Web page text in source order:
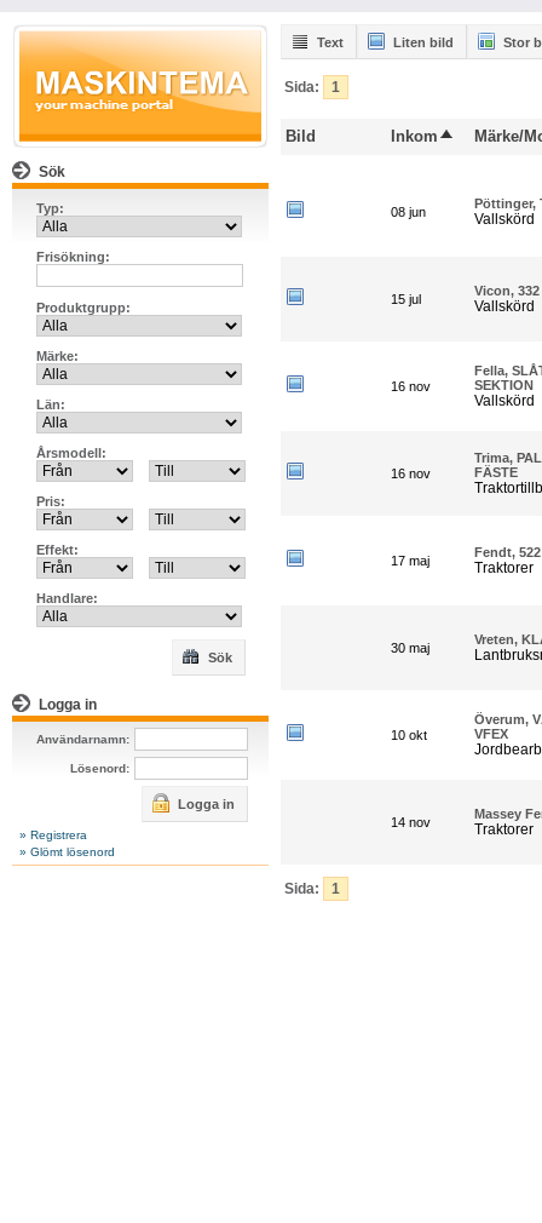
Sök
Typ:
Frisökning:
Produktgrupp:
Märke:
Län:
Årsmodell:
Pris:
Effekt:
Handlare:
Sök
Logga in
Användarnamn:
Lösenord:
Logga in
» Registrera
» Glömt lösenord
Text Liten bild Stor
Sida: 1
Bild Inkom Märke/
08 jun
Pöttinger,
Vallskörd
15 jul
Vicon,
Vallskörd
16 nov
Fella,
SEKTION
Vallskörd
16 nov
Trima,
FÄSTE
17 maj
Fendt,
Traktorer
30 maj
Vreten,
10 okt
Överum,
VFEX
14 nov
Massey
Traktorer
Sida: 1